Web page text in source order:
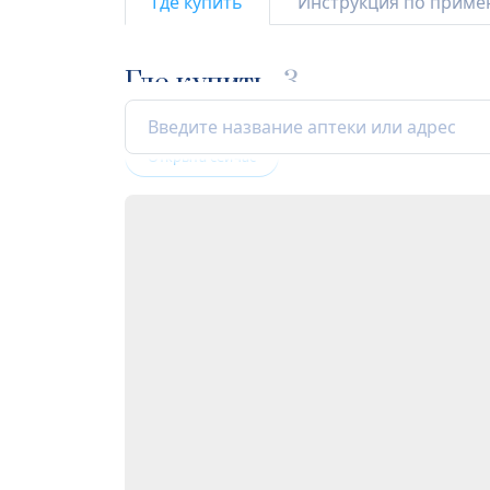
Где купить 3
Открыта сейчас